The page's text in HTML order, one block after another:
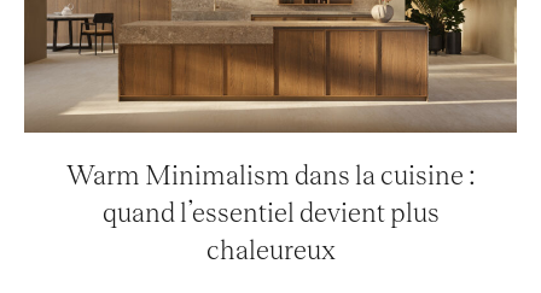
Warm Minimalism dans la cuisine :
quand l’essentiel devient plus
chaleureux